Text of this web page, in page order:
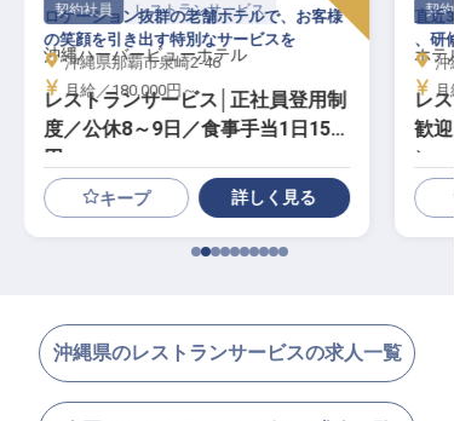
契約社員 レストランサービス
沖縄ハーバービューホテル
レストランサービス│正社員登用制
度／公休8～9日／食事手当1日150
円
ロケーション抜群の老舗ホテルで、お客様
の笑顔を引き出す特別なサービスを
沖縄県那覇市泉崎2-46
月給／180,000円～
キープ 詳しく見る
契約
ホテ
レ
歓
）
直近
、研
沖
月
沖縄県のレストランサービスの求人一覧